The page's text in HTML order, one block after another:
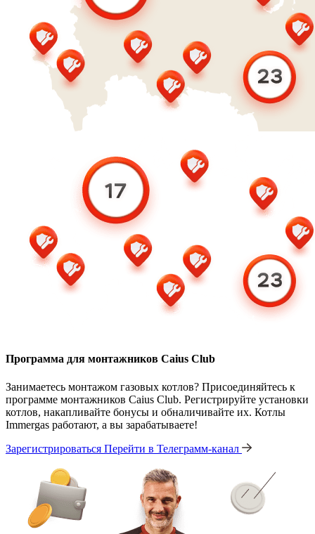
Программа для монтажников Caius Club
Занимаетесь монтажом газовых котлов? Присоединяйтесь к
программе монтажников Caius Club. Регистрируйте установки
котлов, накапливайте бонусы и обналичивайте их. Котлы
Immergas работают, а вы зарабатываете!
Зарегистрироваться Перейти в Телеграмм-канал